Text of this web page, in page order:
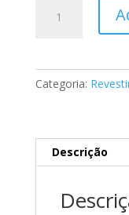
interior
Categoria:
Descrição